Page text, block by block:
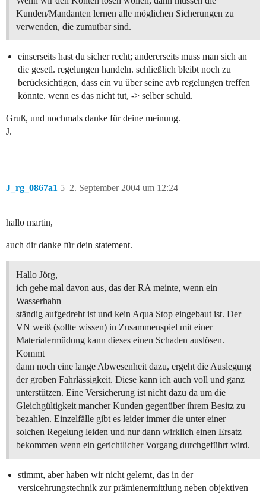
Kunden/Mandanten lernen alle möglichen Sicherungen zu
verwenden, die zumutbar sind.
einserseits hast du sicher recht; andererseits muss man sich an
die gesetl. regelungen handeln. schließlich bleibt noch zu
berücksichtigen, dass ein vu über seine avb regelungen treffen
könnte. wenn es das nicht tut, -> selber schuld.
Gruß, und nochmals danke für deine meinung.
J.
J_rg_0867a1 2. September 2004 um 12:24
5
hallo martin,
auch dir danke für dein statement.
Hallo Jörg,
ich gehe mal davon aus, das der RA meinte, wenn ein
Wasserhahn
ständig aufgedreht ist und kein Aqua Stop eingebaut ist. Der
VN weiß (sollte wissen) in Zusammenspiel mit einer
Materialermüdung kann dieses einen Schaden auslösen.
Kommt
dann noch eine lange Abwesenheit dazu, ergeht die Auslegung
der groben Fahrlässigkeit. Diese kann ich auch voll und ganz
unterstützen. Eine Versicherung ist nicht dazu da um die
Gleichgültigkeit mancher Kunden gegenüber ihrem Besitz zu
bezahlen. Einzelfälle gibt es leider immer die unter einer
solchen Regelung leiden und nur dann wirklich einen Ersatz
bekommen wenn ein gerichtlicher Vorgang durchgeführt wird.
stimmt, aber haben wir nicht gelernt, das in der
versicehrungstechnik zur prämienermittlung neben objektiven